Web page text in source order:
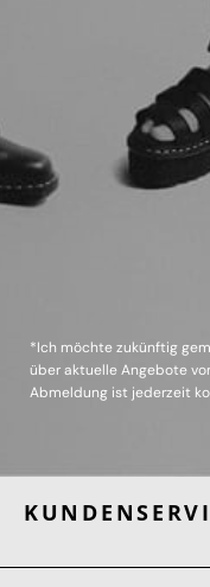
*Ich möchte zukünftig
über aktuelle Angebote
Abmeldung ist jederzeit